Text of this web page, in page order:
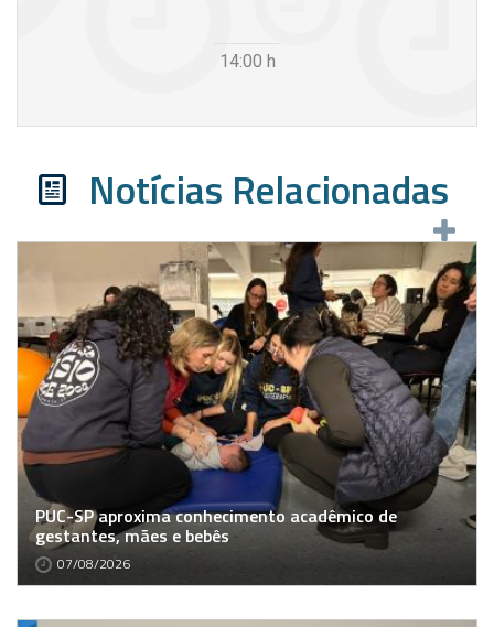
14:00 h
Notícias Relacionadas
PUC-SP aproxima conhecimento acadêmico de
gestantes, mães e bebês
07/08/2026